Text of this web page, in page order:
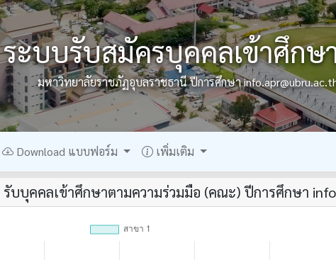
ระบบรับสมัครบุคคลเข้าศึกษ
มหาวิทยาลัยราชภัฏอุบลราชธานี ปีการศึกษา
Download แบบฟอร์ม เพิ่มเติม
บบุคคลเข้าศึกษาตามความร่วมมือ (คณะ) ปีการศึกษา